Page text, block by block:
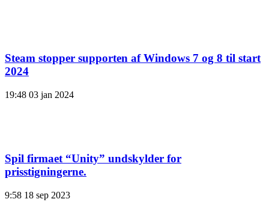
Steam stopper supporten af ​​Windows 7 og 8 til start
2024
19:48 03 jan 2024
Spil firmaet “Unity” undskylder for
prisstigningerne.
9:58 18 sep 2023